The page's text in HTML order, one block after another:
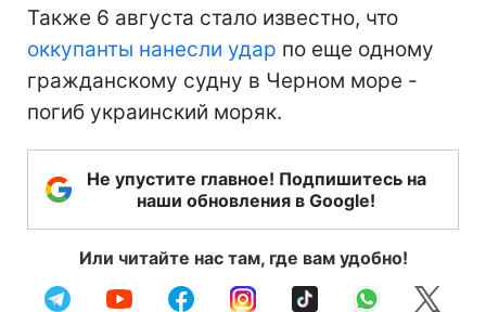
Также 6 августа стало известно, что
оккупанты нанесли удар по еще одному
гражданскому судну в Черном море -
погиб украинский моряк.
Не упустите главное! Подпишитесь на
наши обновления в Google!
Или читайте нас там, где вам удобно!